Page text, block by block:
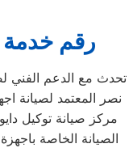
رقم خدمة
تحدث مع الدعم الفني
نصر المعتمد لصيانة
مركز صيانة توكيل
الصيانة الخاصة